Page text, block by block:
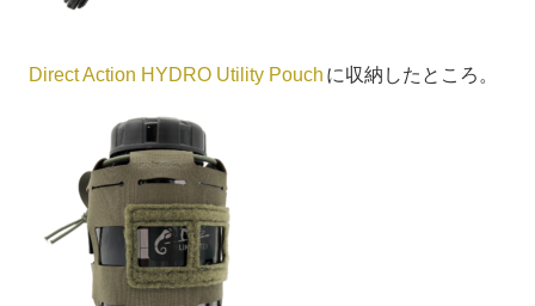
Direct Action HYDRO Utility Pouch に収納したところ。